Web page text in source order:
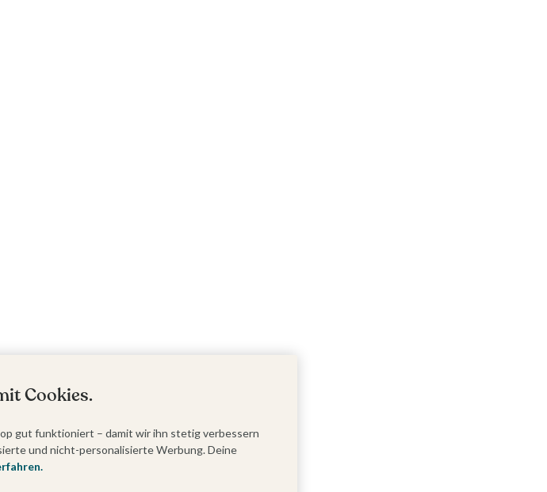
Cookies.
gut funktioniert – damit wir ihn stetig verbessern
und nicht-personalisierte Werbung. Deine